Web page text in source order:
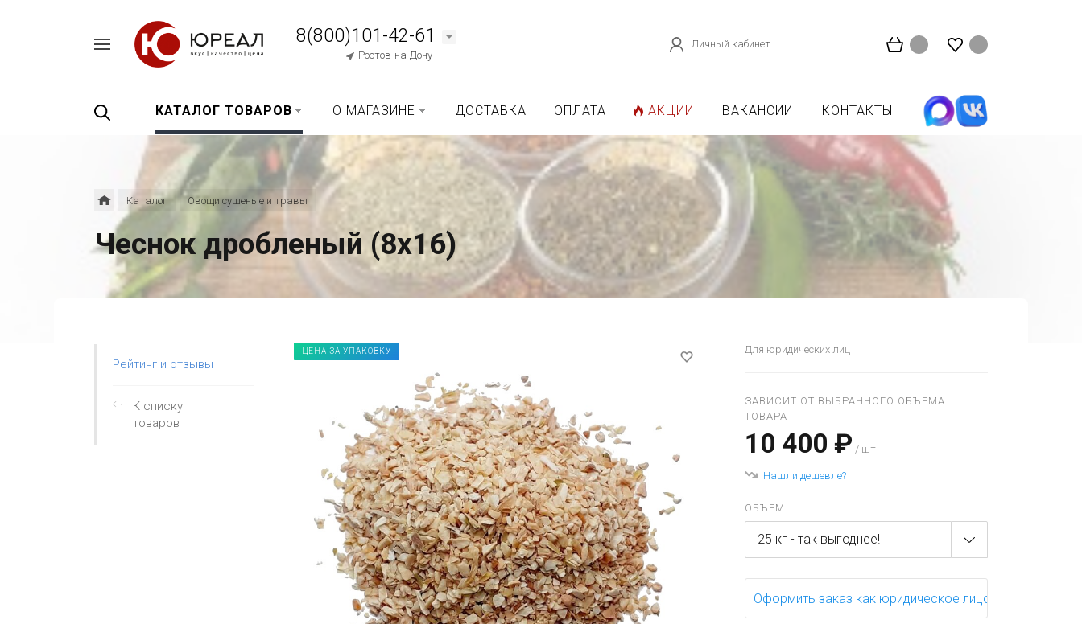
8(800)101-42-61
Ростов-на-Дону
Личный кабинет
КАТАЛОГ ТОВАРОВ О МАГАЗИНЕ ДОСТАВКА ОПЛАТА АКЦИИ ВАКАНСИИ КОНТАКТЫ
Каталог Овощи сушеные и травы
Чеснок дробленый (8х16)
Рейтинг и отзывы
К списку
товаров
ЦЕНА ЗА УПАКОВКУ Для юридических лиц
ЗАВИСИТ ОТ ВЫБРАННОГО ОБЪЕМА
ТОВАРА
10 400 ₽ / шт
Нашли дешевле?
ОБЪЁМ
25 кг - так выгоднее!
Оформить заказ как юридическое лицо